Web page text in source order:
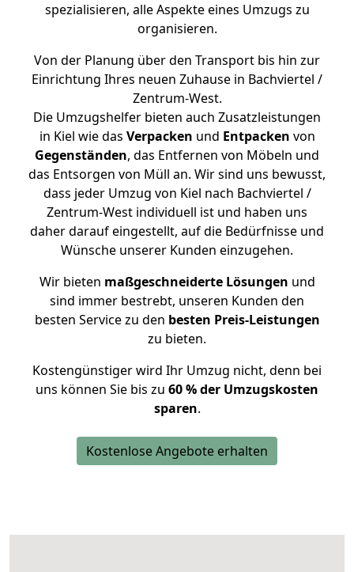
spezialisieren, alle Aspekte eines Umzugs zu
organisieren.
Von der Planung über den Transport bis hin zur
Einrichtung Ihres neuen Zuhause in Bachviertel /
Zentrum-West.
Die Umzugshelfer bieten auch Zusatzleistungen
in Kiel wie das Verpacken und Entpacken von
Gegenständen, das Entfernen von Möbeln und
das Entsorgen von Müll an. Wir sind uns bewusst,
dass jeder Umzug von Kiel nach Bachviertel /
Zentrum-West individuell ist und haben uns
daher darauf eingestellt, auf die Bedürfnisse und
Wünsche unserer Kunden einzugehen.
Wir bieten maßgeschneiderte Lösungen und
sind immer bestrebt, unseren Kunden den
besten Service zu den besten Preis-Leistungen
zu bieten.
Kostengünstiger wird Ihr Umzug nicht, denn bei
uns können Sie bis zu 60 % der Umzugskosten
sparen.
Kostenlose Angebote erhalten